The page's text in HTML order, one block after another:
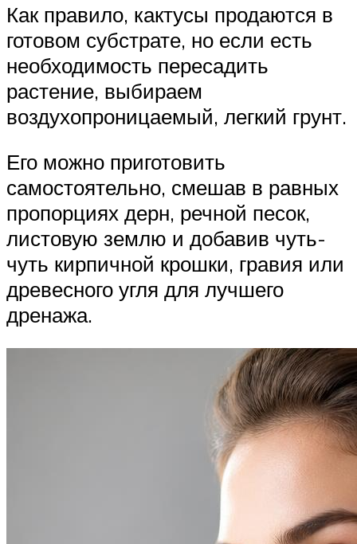
Как правило, кактусы продаются в
готовом субстрате, но если есть
необходимость пересадить
растение, выбираем
воздухопроницаемый, легкий грунт.
Его можно приготовить
самостоятельно, смешав в равных
пропорциях дерн, речной песок,
листовую землю и добавив чуть-
чуть кирпичной крошки, гравия или
древесного угля для лучшего
дренажа.